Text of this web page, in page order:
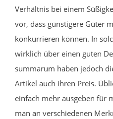
Verhältnis bei einem
vor, dass günstigere Güter
konkurrieren können. In
wirklich über einen guten
summarum haben jedoch
Artikel auch ihren Preis.
einfach mehr ausgeben für
man an verschiedenen